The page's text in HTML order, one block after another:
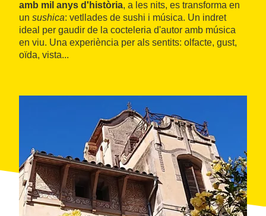
amb mil anys d'història, a les nits, es transforma en
un sushica: vetllades de sushi i música. Un indret
ideal per gaudir de la cocteleria d'autor amb música
en viu. Una experiència per als sentits: olfacte, gust,
oïda, vista...